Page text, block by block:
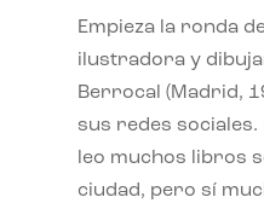
Empieza la ronda
ilustradora y
Berrocal (Madrid,
sus redes sociales.
leo muchos libros
ciudad, pero sí